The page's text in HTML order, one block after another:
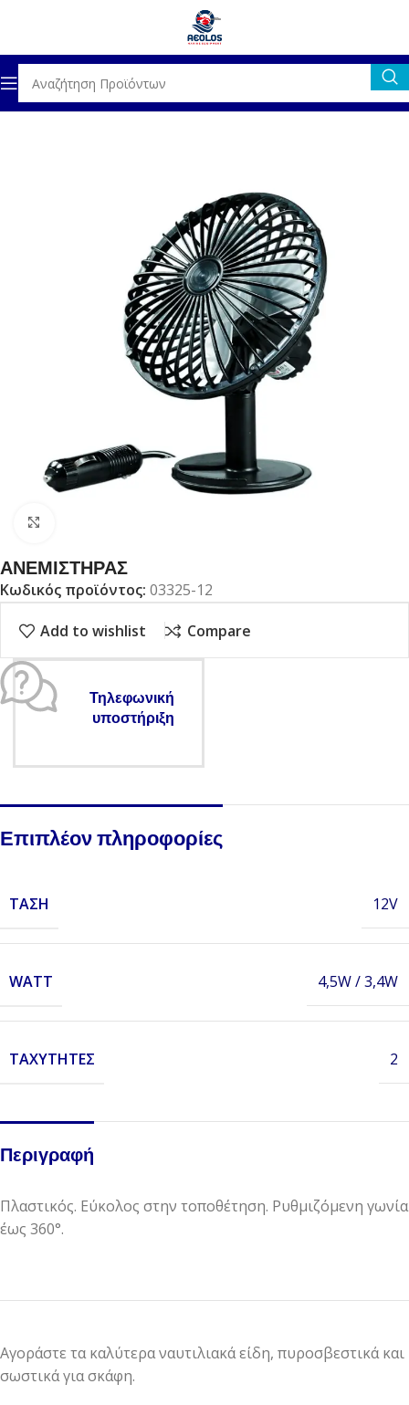
Αρχική σελίδα ΓΕΝΙΚΟΣ ΕΞΟΠΛΙΣΜΟΣ
ΑΝΕΜΙΣΤΗΡΑΣ
Κωδικός προϊόντος: 03325-12
Add to wishlist Compare
Τηλεφωνική
υποστήριξη
Επιπλέον πληροφορίες
ΤΆΣΗ 12V
WATT 4,5W / 3,4W
ΤΑΧΎΤΗΤΕΣ 2
Περιγραφή
Πλαστικός. Εύκολος στην τοποθέτηση. Ρυθμιζόμενη γωνία
έως 360°.
Αγοράστε τα καλύτερα ναυτιλιακά είδη, πυροσβεστικά και
σωστικά για σκάφη.